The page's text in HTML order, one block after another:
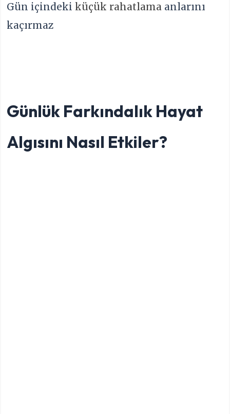
Gün içindekiküçük rahatlama anlarını
kaçırmaz
Günlük Farkındalık Hayat
Algısını Nasıl Etkiler?